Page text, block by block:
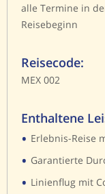
alle Termine in
Reisebeginn
Reisecode:
MEX 002
Enthaltene
• Erlebnis-Reise
• Garantierte
• Linienflug mit